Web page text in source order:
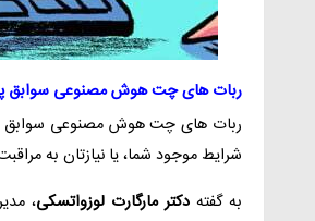
ربات های چت هوش مصنوعی سوابق
ربات های چت هوش مصنوعی سوابق
شرایط موجود شما، یا نیازتان به
به گفته دکتر مارگارت لوزواتسکی،